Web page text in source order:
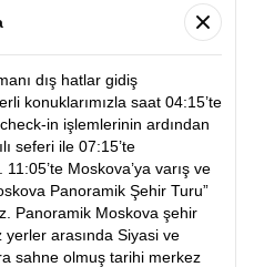
dış hatlar gidiş
konuklarımızla saat 04:15’te
in işlemlerinin ardından
seferi ile 07:15’te
Moskova’ya varış ve
Panoramik Şehir Turu”
Panoramik Moskova şehir
arasında Siyasi ve
sahne olmuş tarihi merkez